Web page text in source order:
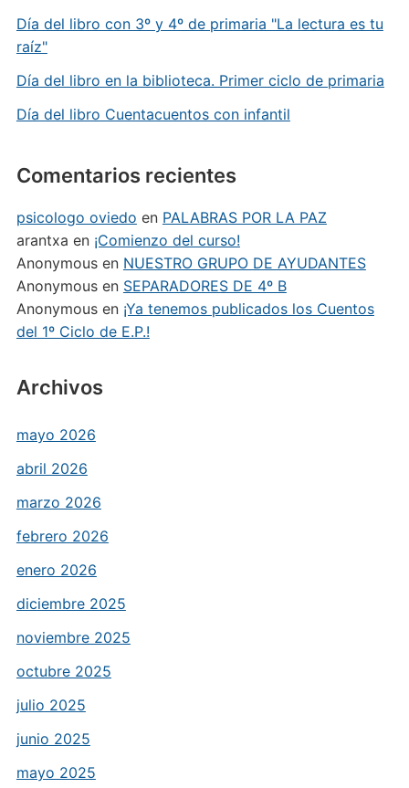
Día del libro con 3º y 4º de primaria "La lectura es tu
raíz"
Día del libro en la biblioteca. Primer ciclo de primaria
Día del libro Cuentacuentos con infantil
Comentarios recientes
psicologo oviedo en PALABRAS POR LA PAZ
arantxa en ¡Comienzo del curso!
Anonymousen NUESTRO GRUPO DE AYUDANTES
Anonymousen SEPARADORES DE 4º B
Anonymousen ¡Ya tenemos publicados los Cuentos
del 1º Ciclo de E.P.!
Archivos
mayo 2026
abril 2026
marzo 2026
febrero 2026
enero 2026
diciembre 2025
noviembre 2025
octubre 2025
julio 2025
junio 2025
mayo 2025